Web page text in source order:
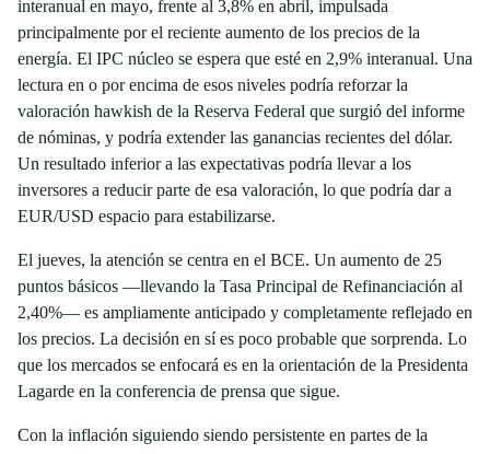
interanual en mayo, frente al 3,8% en abril, impulsada
principalmente por el reciente aumento de los precios de la
energía. El IPC núcleo se espera que esté en 2,9% interanual. Una
lectura en o por encima de esos niveles podría reforzar la
valoración hawkish de la Reserva Federal que surgió del informe
de nóminas, y podría extender las ganancias recientes del dólar.
Un resultado inferior a las expectativas podría llevar a los
inversores a reducir parte de esa valoración, lo que podría dar a
EUR/USD espacio para estabilizarse.
El jueves, la atención se centra en el BCE. Un aumento de 25
puntos básicos —llevando la Tasa Principal de Refinanciación al
2,40%— es ampliamente anticipado y completamente reflejado en
los precios. La decisión en sí es poco probable que sorprenda. Lo
que los mercados se enfocará es en la orientación de la Presidenta
Lagarde en la conferencia de prensa que sigue.
Con la inflación siguiendo siendo persistente en partes de la